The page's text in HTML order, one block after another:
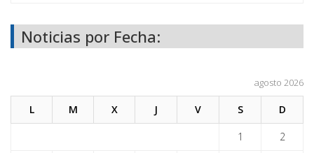
Noticias por Fecha:
agosto 2026
L M X J V S D
1 2